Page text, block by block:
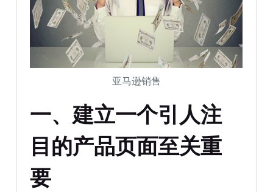
亚马逊销售
一、建立一个引人注
目的产品页面至关重
要